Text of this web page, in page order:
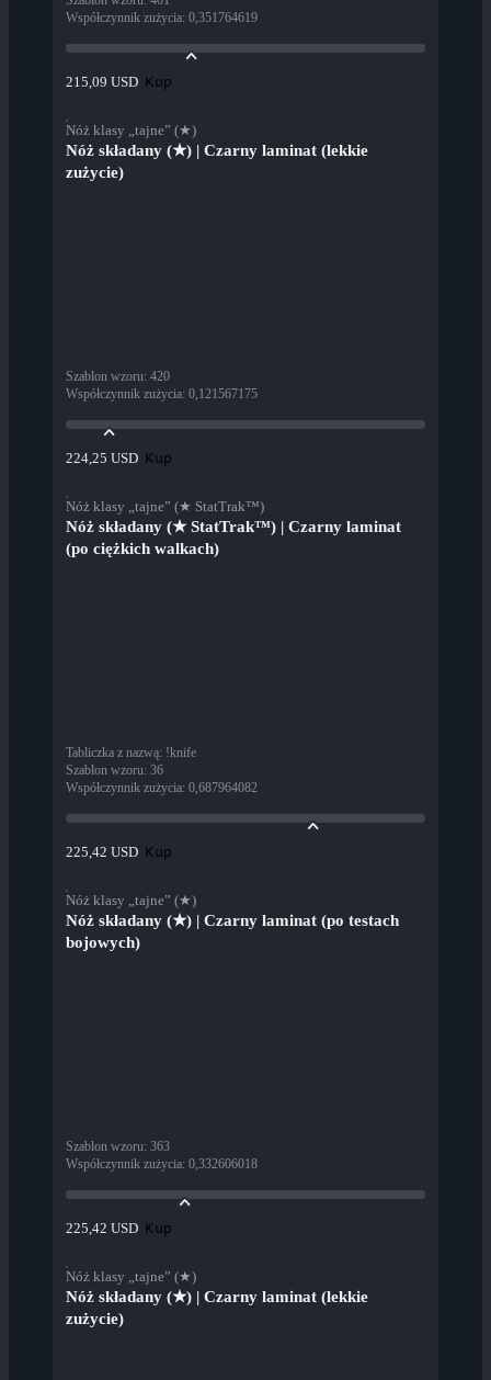
Współczynnik zużycia: 0,351764619
215,09 USD Kup
Nóż klasy „tajne” (★)
Nóż składany (★) | Czarny laminat (lekkie
zużycie)
Szablon wzoru: 420
Współczynnik zużycia: 0,121567175
224,25 USD Kup
Nóż klasy „tajne” (★ StatTrak™)
Nóż składany (★ StatTrak™) | Czarny laminat
(po ciężkich walkach)
Tabliczka z nazwą: !knife
Szablon wzoru: 36
Współczynnik zużycia: 0,687964082
225,42 USD Kup
Nóż klasy „tajne” (★)
Nóż składany (★) | Czarny laminat (po testach
bojowych)
Szablon wzoru: 363
Współczynnik zużycia: 0,332606018
225,42 USD Kup
Nóż klasy „tajne” (★)
Nóż składany (★) | Czarny laminat (lekkie
zużycie)